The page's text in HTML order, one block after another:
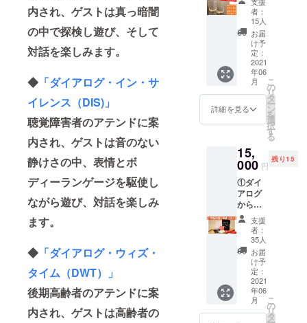
内され、ゲストは真っ暗闇
の中で探検し遊び、そして
対話を楽しみます。
◆ 「ダイアログ・イン・サ
イレンス（DIS)」
聴覚障害者のアテンドに案
内され、ゲストは音のない
静けさの中、表情とボ
ディーランゲージを駆使し
ながら遊び、対話を楽しみ
ます。
◆ 「ダイアログ・ウィズ・
タイム（DWT）」
後期高齢者のアテンドに案
内され、ゲストは高齢者の
国立
店」の
イラス
トレー
ション
も担当
されて
いま
送りし
ます！
＝＝＝
＝＝＝
＝＝＝
＝＝＝
＝＝＝
＝＝
『さよ
ならの
が迫っ
た人
切な人
に残す
「最後
のメッ
セー
ジ」。
自分が
死んだ
後も、
家族や
恋人を
支え続
（日本
製） サ
イズ・
重量｜
XS、
S、M、
L、XL
素材｜
綿100%
原産国
※ダイア
なじみ
の「久
米繊維
工業」
さんの
着心地
抜群のT
シャツ
です！
参考着
丈サイ
XS：身
60cm、
身幅
ログか
らのお
礼の
メッ
セージ
②ダイ
アログ
点字グ
ラスペ
ア（２
つセッ
トでお
ま
す！）
＝＝＝
＝＝＝
＝＝＝
＝＝＝
＝ 凸を
感じら
れる特
殊な製
造方法
を用い
て、点
字をあ
らわし
たグラ
者：
15人
お届
け予
定：
2021
年06
月
詳細を見る
こ
の
リ
タ
ー
ン
を
選
択
す
る
15,
000 円
残り15
①ダイ
アログ
からの
お礼
メッ
セージ
②「対
話の
森」福
（大）
・サイ
レンス
支援
者：
35人
お届
け予
定：
2021
年06
月
こ
の
リ
タ